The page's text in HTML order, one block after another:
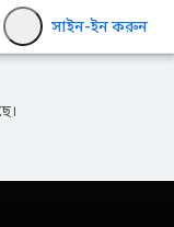
সাইন-ইন করুন